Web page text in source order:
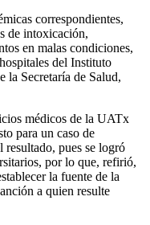
correspondientes,
de intoxicación,
en malas condiciones,
del Instituto
la Secretaría de Salud,
médicos de la UATx
para un caso de
resultado, pues se logró
por lo que, refirió,
la fuente de la
a quien resulte